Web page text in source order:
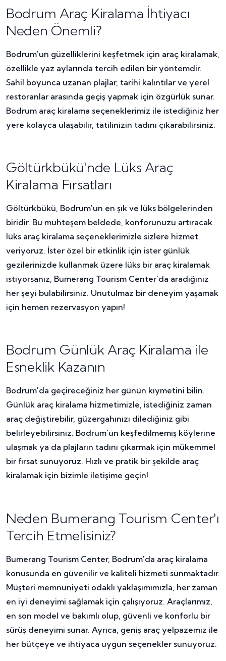
Bodrum Araç Kiralama İhtiyacı
Neden Önemli?
Bodrum'un güzelliklerini keşfetmek için araç kiralamak,
özellikle yaz aylarında tercih edilen bir yöntemdir.
Sahil boyunca uzanan plajlar, tarihi kalıntılar ve yerel
restoranlar arasında geçiş yapmak için özgürlük sunar.
Bodrum araç kiralama seçeneklerimiz ile istediğiniz her
yere kolayca ulaşabilir, tatilinizin tadını çıkarabilirsiniz.
Göltürkbükü'nde Lüks Araç
Kiralama Fırsatları
Göltürkbükü, Bodrum'un en şık ve lüks bölgelerinden
biridir. Bu muhteşem beldede, konforunuzu artıracak
lüks araç kiralama seçeneklerimizle sizlere hizmet
veriyoruz. İster özel bir etkinlik için ister günlük
gezilerinizde kullanmak üzere lüks bir araç kiralamak
istiyorsanız, Bumerang Tourism Center'da aradığınız
her şeyi bulabilirsiniz. Unutulmaz bir deneyim yaşamak
için hemen rezervasyon yapın!
Bodrum Günlük Araç Kiralama ile
Esneklik Kazanın
Bodrum'da geçireceğiniz her günün kıymetini bilin.
Günlük araç kiralama hizmetimizle, istediğiniz zaman
araç değiştirebilir, güzergahınızı dilediğiniz gibi
belirleyebilirsiniz. Bodrum'un keşfedilmemiş köylerine
ulaşmak ya da plajların tadını çıkarmak için mükemmel
bir fırsat sunuyoruz. Hızlı ve pratik bir şekilde araç
kiralamak için bizimle iletişime geçin!
Neden Bumerang Tourism Center'ı
Tercih Etmelisiniz?
Bumerang Tourism Center, Bodrum'da araç kiralama
konusunda en güvenilir ve kaliteli hizmeti sunmaktadır.
Müşteri memnuniyeti odaklı yaklaşımımızla, her zaman
en iyi deneyimi sağlamak için çalışıyoruz. Araçlarımız,
en son model ve bakımlı olup, güvenli ve konforlu bir
sürüş deneyimi sunar. Ayrıca, geniş araç yelpazemiz ile
her bütçeye ve ihtiyaca uygun seçenekler sunuyoruz.